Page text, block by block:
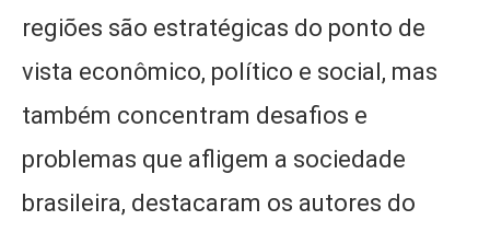
regiões são estratégicas do ponto de
vista econômico, político e social, mas
também concentram desafios e
problemas que afligem a sociedade
brasileira, destacaram os autores do